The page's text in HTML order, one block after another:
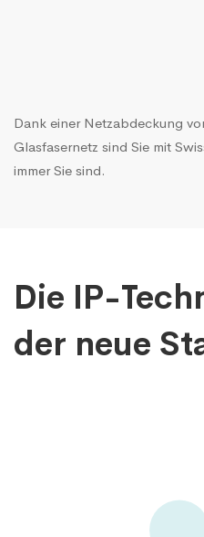
Dank einer Netzabdeckung
Glasfasernetz sind Sie mit
immer Sie sind.
Die IP-
der neue